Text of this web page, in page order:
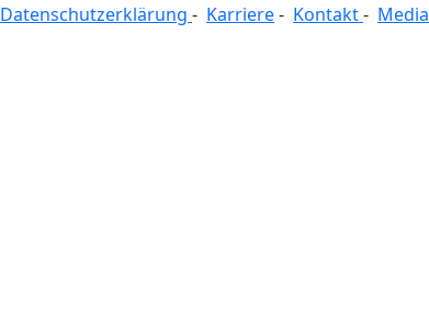
Datenschutzerklärung - Karriere- Kontakt-